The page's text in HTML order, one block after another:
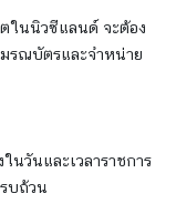
ในนิวซีแลนด์ จะต้อง
รณบัตรและจำหน่าย
วันและเวลาราชการ
บถ้วน